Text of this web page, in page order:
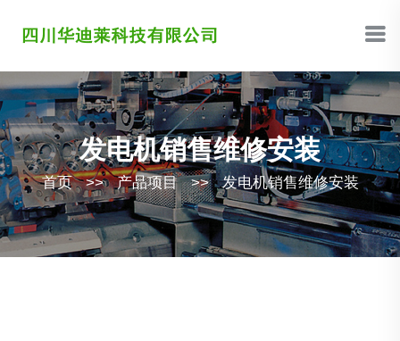
发电机销售维修安装
首页 >> 产品项目 >> 发电机销售维修安装